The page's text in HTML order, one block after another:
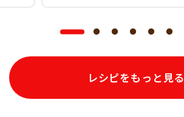
レシピをもっと見る